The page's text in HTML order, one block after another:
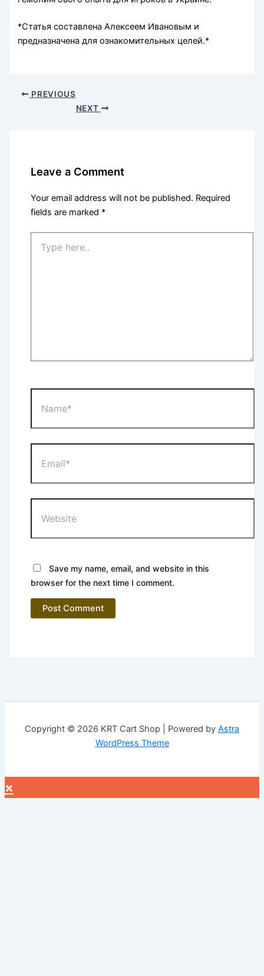
*Статья составлена Алексеем Ивановым и
предназначена для ознакомительных целей.*
PREVIOUS
NEXT
Leave a Comment
Your email address will not be published. Required
fields are marked *
here..
Save my name, email, and website in this
browser for the next time I comment.
Copyright © 2026 KRT Cart Shop | Powered by Astra
WordPress Theme
×